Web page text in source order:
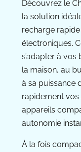
Découvrez le
la solution
recharge
électroniques.
s’adapter à
la maison, au
à sa puissance
rapidement
appareils
autonomie
À la fois